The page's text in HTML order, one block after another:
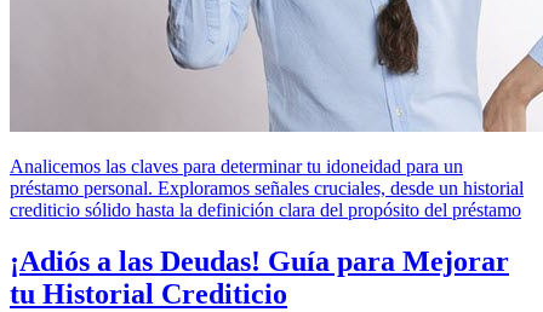
Analicemos las claves para determinar tu idoneidad para un
préstamo personal. Exploramos señales cruciales, desde un historial
crediticio sólido hasta la definición clara del propósito del préstamo
¡Adiós a las Deudas! Guía para Mejorar
tu Historial Crediticio